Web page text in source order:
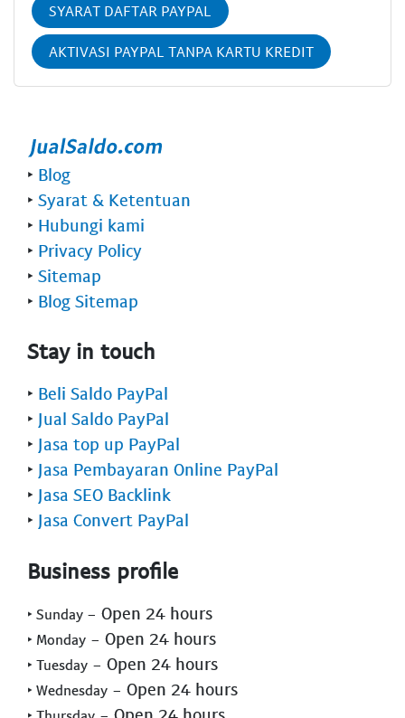
SYARAT DAFTAR PAYPAL
AKTIVASI PAYPAL TANPA KARTU KREDIT
‣ Blog
‣ Syarat & Ketentuan
‣ Hubungi kami
‣ Privacy Policy
‣ Sitemap
‣ Blog Sitemap
Stay in touch
‣ Beli Saldo PayPal
‣ Jual Saldo PayPal
‣ Jasa top up PayPal
‣ Jasa Pembayaran Online PayPal
‣ Jasa SEO Backlink
‣ Jasa Convert PayPal
Business profile
‣ Sunday - Open 24 hours
‣ Monday - Open 24 hours
‣ Tuesday - Open 24 hours
‣ Wednesday - Open 24 hours
- Open 24 hours